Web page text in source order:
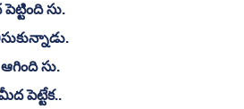
సు.
సు.
పెట్టేక..